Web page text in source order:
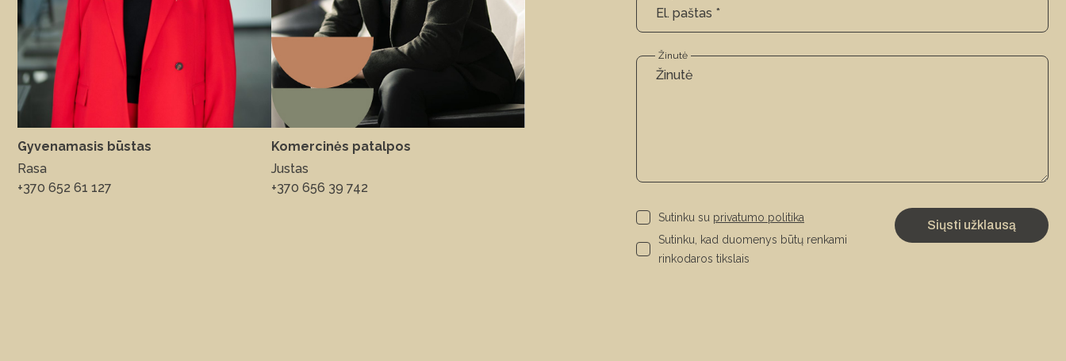
Gyvenamasis būstas
Rasa
+370 652 61 127
Komercinės patalpos
Justas
+370 656 39 742
Žinutė
Sutinku su privatumo politika
Sutinku, kad duomenys būtų renkami
rinkodaros tikslais